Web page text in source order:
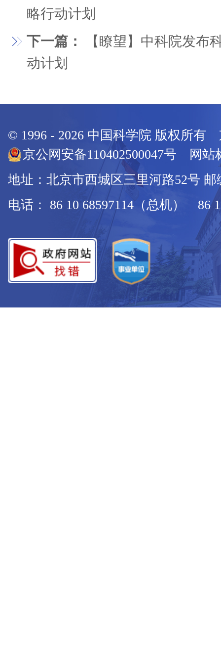
略行动计划
下一篇：
【瞭望】中科院发布
动计划
© 1996 - 2026 中国科学院 版权所有
京公网安备110402500047号 网站
地址：北京市西城区三里河路52号 邮
电话： 86 10 68597114（总机） 86